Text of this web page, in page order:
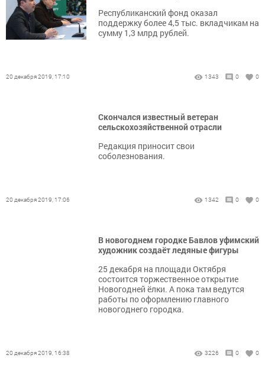
Республиканский фонд оказал
поддержку более 4,5 тыс. вкладчикам на
сумму 1,3 млрд рублей.
20 декабря 2019, 17:10 1343 0 0
Скончался известный ветеран
сельскохозяйственной отрасли
Редакция приносит свои
соболезнования.
20 декабря 2019, 17:06 1342 0 0
В новогоднем городке Бавлов уфимский
художник создаёт ледяные фигуры
25 декабря на площади Октября
состоится торжественное открытие
Новогодней ёлки. А пока там ведутся
работы по оформлению главного
новогоднего городка.
20 декабря 2019, 16:38 3226 0 0